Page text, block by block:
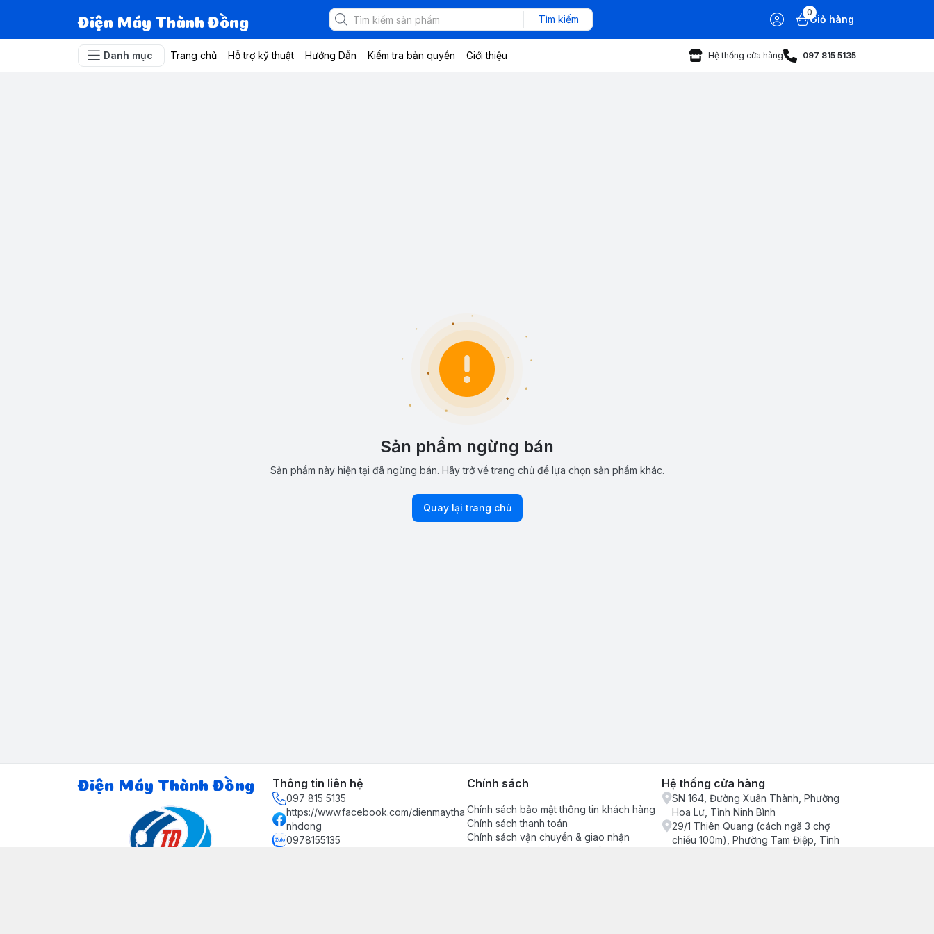
Điện Máy Thành Đồng Tìm kiếm
0
Giỏ hàng
Danh mục Trang chủ Hỗ trợ kỹ thuật Hướng Dẫn Kiểm tra bản quyền Giới thiệu Hệ thống cửa hàng 097 815 5135
Sản phẩm ngừng bán
Sản phẩm này hiện tại đã ngừng bán. Hãy trở về trang chủ để lựa chọn sản phẩm khác.
Quay lại trang chủ
Điện Máy Thành Đồng Thông tin liên hệ
097 815 5135
https://www.facebook.com/dienmaytha
nhdong
0978155135
Chính sách
Chính sách bảo mật thông tin khách hàng
Chính sách thanh toán
Chính sách vận chuyển & giao nhận
Chính sách bảo hành sản phẩm
Hệ thống cửa hàng
SN 164, Đường Xuân Thành, Phường
Hoa Lư, Tỉnh Ninh Bình
29/1 Thiên Quang (cách ngã 3 chợ
chiều 100m), Phường Tam Điệp, Tỉnh